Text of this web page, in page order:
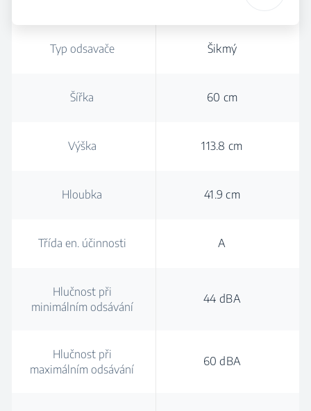
Typ odsavače Šikmý
Šířka 60 cm
Výška 113.8 cm
Hloubka 41.9 cm
Třída en. účinnosti A
Hlučnost při
minimálním odsávání
44 dBA
Hlučnost při
maximálním odsávání
60 dBA